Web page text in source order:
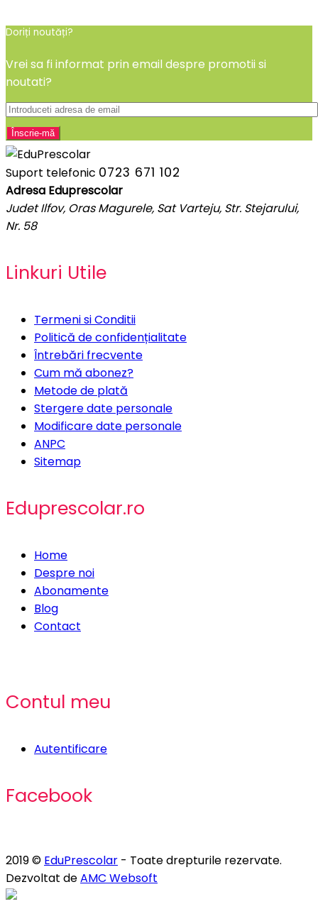
Doriți noutăți?
Vrei sa fi informat prin email despre promotii si
noutati?
Suport telefonic 0723 671 102
Adresa Eduprescolar
Judet Ilfov, Oras Magurele, Sat Varteju, Str. Stejarului,
Nr. 58
Linkuri Utile
Termeni si Conditii
Politică de confidențialitate
Întrebări frecvente
Cum mă abonez?
Metode de plată
Stergere date personale
Modificare date personale
ANPC
Sitemap
Eduprescolar.ro
Home
Despre noi
Abonamente
Blog
Contact
Contul meu
Autentificare
Facebook
2019 © EduPrescolar - Toate drepturile rezervate.
Dezvoltat deAMC Websoft